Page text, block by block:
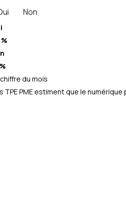
Non
du mois
TPE PME estiment que le